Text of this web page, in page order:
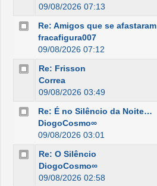
09/08/2026 07:13
Re: Amigos que se afastaram
fracafigura007
09/08/2026 07:12
Re: Frisson
Correa
09/08/2026 03:49
Re: É no Silêncio da Noite…
DiogoCosmo∞
09/08/2026 03:01
Re: O Silêncio
DiogoCosmo∞
09/08/2026 02:58